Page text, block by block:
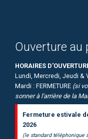
Ouverture au
HORAIRES
Lundi, Mercredi, Jeudi &
Mardi : FERMETURE (si
sonner à l'arrière de la
Fermeture estivale
2026
(le standard téléphonique